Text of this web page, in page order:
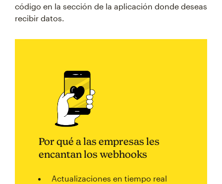
código en la sección de la aplicación donde deseas
recibir datos.
Por qué a las empresas les
encantan los webhooks
Actualizaciones en tiempo real